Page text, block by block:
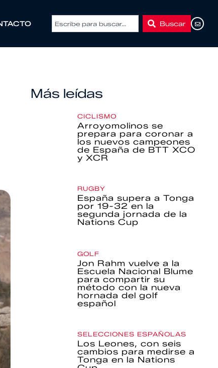
Buscar
Más leídas
CICLISMO
Arroyomolinos se
prepara para coronar a
los nuevos campeones
de España de BTT XCO
y XCR
RUGBY
España supera a Tonga
por 19-32 en la
segunda jornada de la
Nations Cup
GOLF
Jon Rahm vuelve a la
Escuela Nacional Blume
para compartir su
método con la nueva
hornada del golf
español
SELECCIONES ESPAÑOLAS
Los Leones, con seis
cambios para medirse a
Tonga en la Nations